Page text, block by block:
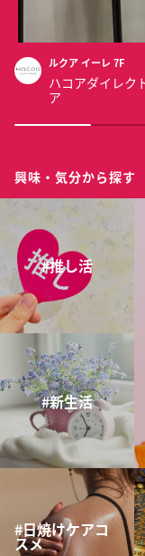
ルクア イーレ 7F
ハコアダイレク
ア
興味・気分から探す
#推し活
#新生活
#日焼けケアコ
スメ